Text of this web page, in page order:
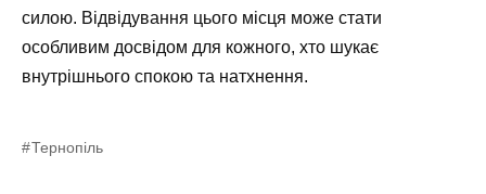
силою. Відвідування цього місця може стати
особливим досвідом для кожного, хто шукає
внутрішнього спокою та натхнення.
Тернопіль